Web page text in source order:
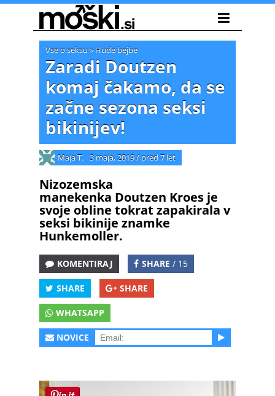
Vse o seksu » Hude bejbe
Zaradi Doutzen
komaj čakamo, da se
začne sezona seksi
bikinijev!
Maja T. 3 maja, 2019/ pred 7 let
Nizozemska
manekenka Doutzen Kroes je
svoje obline tokrat zapakirala v
seksi bikinije znamke
Hunkemoller.
KOMENTIRAJ SHARE / 15
SHARE SHARE
WHATSAPP
NOVICE